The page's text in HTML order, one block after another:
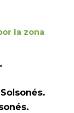
la zona